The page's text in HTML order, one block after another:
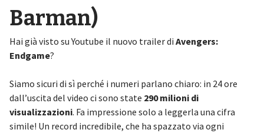
Barman)
Hai già visto su Youtube il nuovo trailer di Avengers:
Endgame?
Siamo sicuri di sì perché i numeri parlano chiaro: in 24 ore
dall’uscita del video ci sono state 290 milioni di
visualizzazioni. Fa impressione solo a leggerla una cifra
simile! Un record incredibile, che ha spazzato via ogni